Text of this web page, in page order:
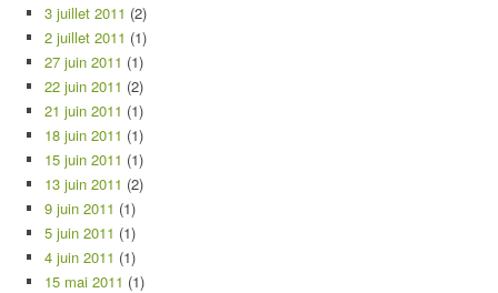
3 juillet 2011 (2)
2 juillet 2011 (1)
27 juin 2011 (1)
22 juin 2011 (2)
21 juin 2011 (1)
18 juin 2011 (1)
15 juin 2011 (1)
13 juin 2011 (2)
9 juin 2011 (1)
5 juin 2011 (1)
4 juin 2011 (1)
15 mai 2011 (1)